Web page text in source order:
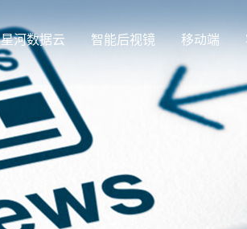
星河数据云 智能后视镜 移动端